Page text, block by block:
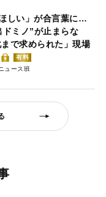
しい」が合言葉に…
ミノ”が止まらな
で求められた」現場
有料
ュース班